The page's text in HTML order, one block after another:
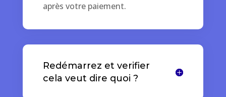
après votre paiement.
Redémarrez et verifier
cela veut dire quoi ?